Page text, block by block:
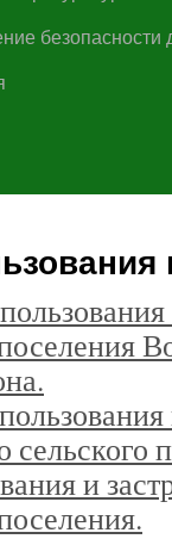
безопасности
сельского
и